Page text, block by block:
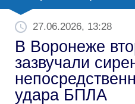
27.06.2026, 13:28
В Воронеже
зазвучали
удара БПЛА